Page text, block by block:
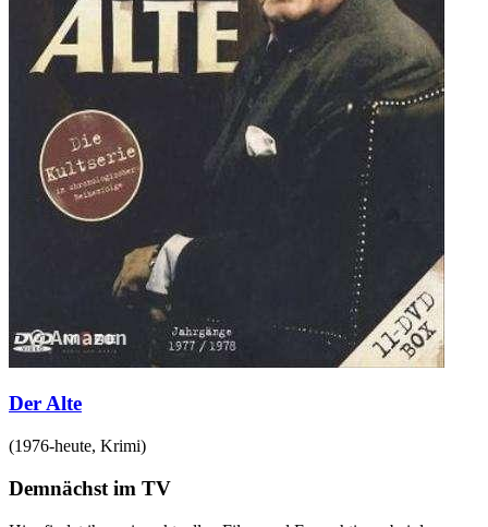
Der Alte
(1976-heute, Krimi)
Demnächst im TV